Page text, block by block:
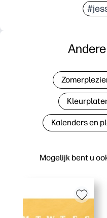
Mogelijk bent u
Kalenders en